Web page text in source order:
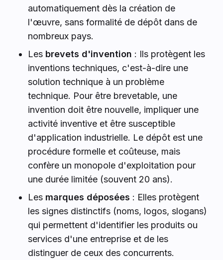
automatiquement dès la création de
l'œuvre, sans formalité de dépôt dans de
nombreux pays.
Les brevets d'invention : Ils protègent les
inventions techniques, c'est-à-dire une
solution technique à un problème
technique. Pour être brevetable, une
invention doit être nouvelle, impliquer une
activité inventive et être susceptible
d'application industrielle. Le dépôt est une
procédure formelle et coûteuse, mais
confère un monopole d'exploitation pour
une durée limitée (souvent 20 ans).
Les marques déposées : Elles protègent
les signes distinctifs (noms, logos, slogans)
qui permettent d'identifier les produits ou
services d'une entreprise et de les
distinguer de ceux des concurrents.